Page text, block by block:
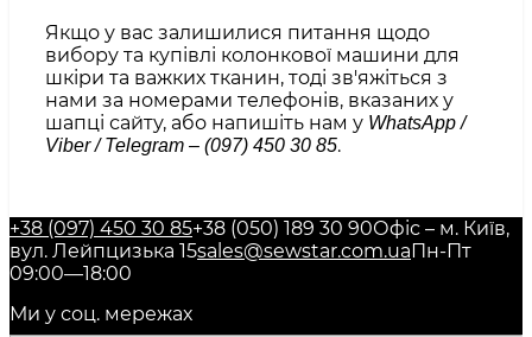
Якщо у вас залишилися питання щодо
вибору та купівлі колонкової машини для
шкіри та важких тканин, тоді зв'яжіться з
нами за номерами телефонів, вказаних у
шапці сайту, або напишіть нам у WhatsApp /
Viber / Telegram – (097) 450 30 85.
+38 (097) 450 30 85+38 (050) 189 30 90Офіс – м. Київ,
вул. Лейпцизька 15sales@sewstar.com.uaПн-Пт
09:00—18:00
Ми у соц. мережах